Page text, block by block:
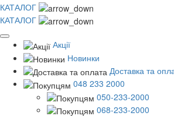
КАТАЛОГ
КАТАЛОГ
Акції
Новинки
Доставка та
048 233 2000
050-233-2000
068-233-2000